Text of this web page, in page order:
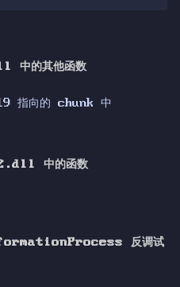
的其他函数
指向的 chunk 中
中的函数
反调试